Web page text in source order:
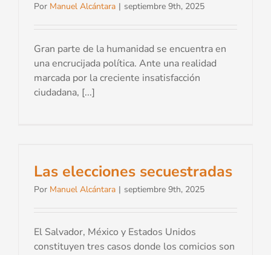
Por Manuel Alcántara | septiembre 9th, 2025
Gran parte de la humanidad se encuentra en
una encrucijada política. Ante una realidad
marcada por la creciente insatisfacción
ciudadana, [...]
Las elecciones secuestradas
Por Manuel Alcántara | septiembre 9th, 2025
El Salvador, México y Estados Unidos
constituyen tres casos donde los comicios son